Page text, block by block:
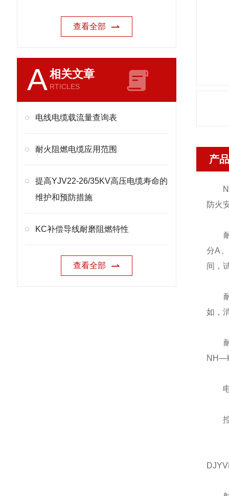
查看全部
A相关文章
RTICLES
电线电缆载流量查询表
耐火阻燃电缆应用范围
提高YJV22-26/35KV高压电缆寿命的
维护和预防措施
KC补偿导线耐磨阻燃特性
查看全部
产
NH-
防火
耐
分A
间，
耐
如，
耐
电
控